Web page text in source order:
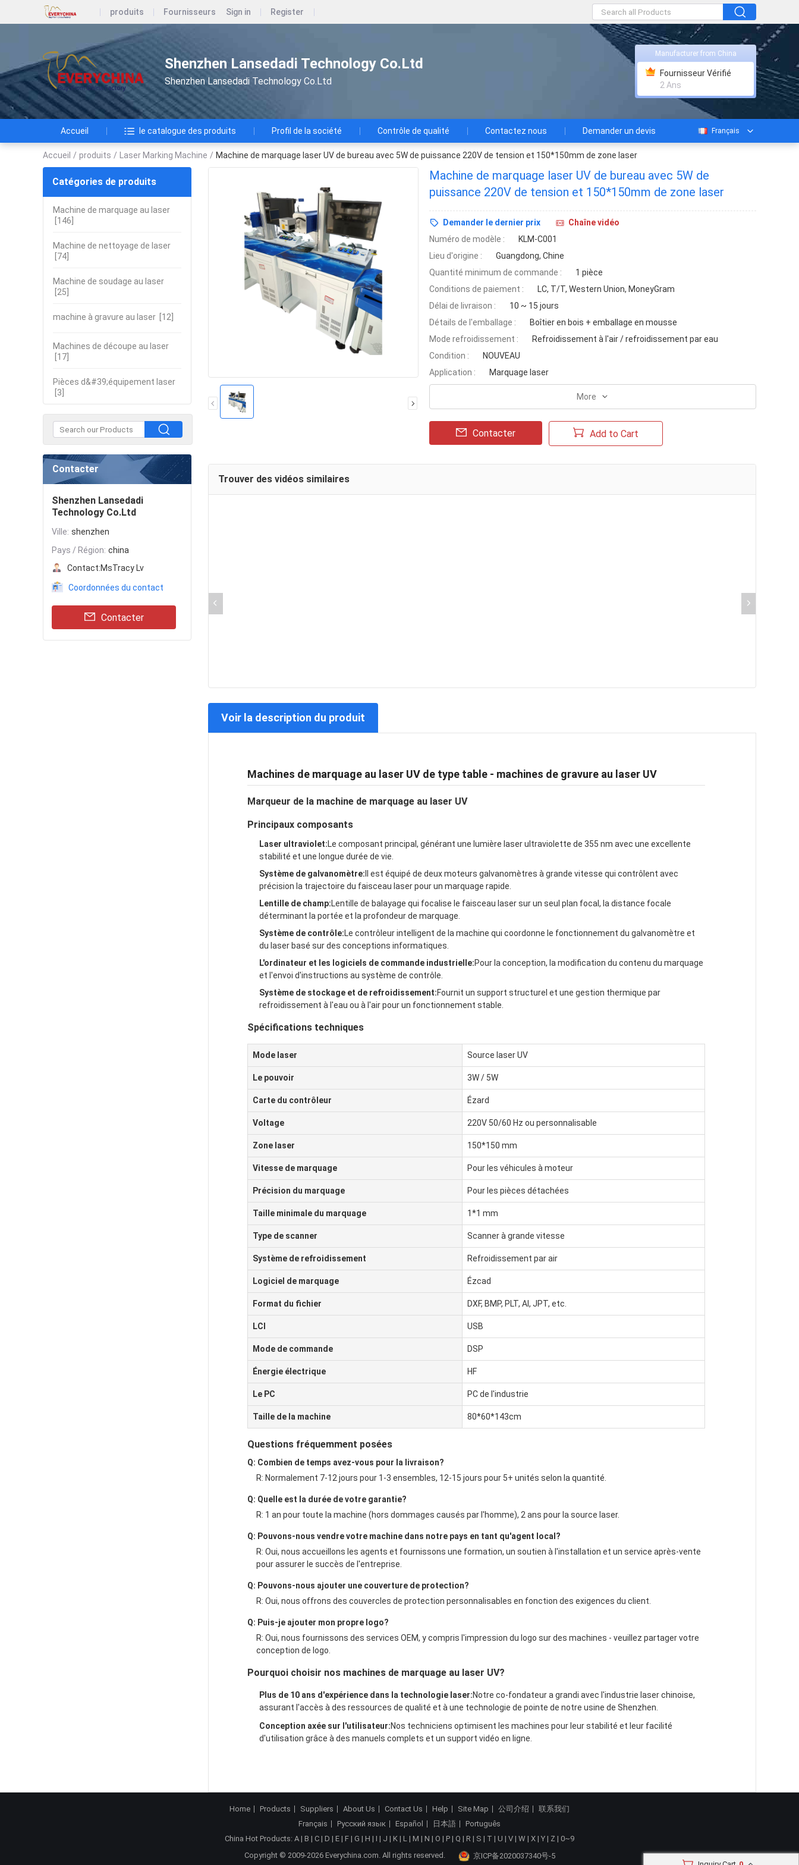
produits Fournisseurs Sign in Register
Shenzhen Lansedadi Technology Co.Ltd
Shenzhen Lansedadi Technology Co.Ltd
Manufacturer from China
Fournisseur Vérifié
2 Ans
Accueil le catalogue des produits Profil de la société Contrôle de qualité Contactez nous Demander un devis Français
Accueil / produits / Laser Marking Machine / Machine de marquage laser UV de bureau avec 5W de puissance 220V de tension et 150*150mm de zone laser
Catégories de produits
Machine de marquage au laser
[146]
Machine de nettoyage de laser
[74]
Machine de soudage au laser
[25]
machine à gravure au laser [12]
Machines de découpe au laser
[17]
Pièces d&#39;équipement laser
[3]
Contacter
Shenzhen Lansedadi
Technology Co.Ltd
Ville: shenzhen
Pays / Région: china
Contact:MsTracy Lv
Coordonnées du contact
Contacter
Machine de marquage laser UV de bureau avec 5W de
puissance 220V de tension et 150*150mm de zone laser
Demander le dernier prix
Chaîne vidéo
Numéro de modèle :
KLM-C001
Lieu d'origine :
Guangdong, Chine
Quantité minimum de commande :
1 pièce
Conditions de paiement :
LC, T/T, Western Union, MoneyGram
Délai de livraison :
10 ~ 15 jours
Détails de l'emballage :
Boîtier en bois + emballage en mousse
Mode refroidissement :
Refroidissement à l'air / refroidissement par eau
Condition :
NOUVEAU
Application :
Marquage laser
More
Contacter Add to Cart
Trouver des vidéos similaires
Voir la description du produit
Machines de marquage au laser UV de type table - machines de gravure au laser UV
Marqueur de la machine de marquage au laser UV
Principaux composants
Laser ultraviolet:Le composant principal, générant une lumière laser ultraviolette de 355 nm avec une excellente
stabilité et une longue durée de vie.
Système de galvanomètre: Il est équipé de deux moteurs galvanomètres à grande vitesse qui contrôlent avec
précision la trajectoire du faisceau laser pour un marquage rapide.
Lentille de champ:Lentille de balayage qui focalise le faisceau laser sur un seul plan focal, la distance focale
déterminant la portée et la profondeur de marquage.
Système de contrôle:Le contrôleur intelligent de la machine qui coordonne le fonctionnement du galvanomètre et
du laser basé sur des conceptions informatiques.
L'ordinateur et les logiciels de commande industrielle:Pour la conception, la modification du contenu du marquage
et l'envoi d'instructions au système de contrôle.
Système de stockage et de refroidissement:Fournit un support structurel et une gestion thermique par
refroidissement à l'eau ou à l'air pour un fonctionnement stable.
Spécifications techniques
Mode laser Source laser UV
Le pouvoir 3W / 5W
Carte du contrôleur Ézard
Voltage 220V 50/60 Hz ou personnalisable
Zone laser 150*150 mm
Vitesse de marquage Pour les véhicules à moteur
Précision du marquage Pour les pièces détachées
Taille minimale du marquage 1*1 mm
Type de scanner Scanner à grande vitesse
Système de refroidissement Refroidissement par air
Logiciel de marquage Ézcad
Format du fichier DXF, BMP, PLT, AI, JPT, etc.
LCI USB
Mode de commande DSP
Énergie électrique HF
Le PC PC de l'industrie
Taille de la machine 80*60*143cm
Questions fréquemment posées
Q: Combien de temps avez-vous pour la livraison?
R: Normalement 7-12 jours pour 1-3 ensembles, 12-15 jours pour 5+ unités selon la quantité.
Q: Quelle est la durée de votre garantie?
R: 1 an pour toute la machine (hors dommages causés par l'homme), 2 ans pour la source laser.
Q: Pouvons-nous vendre votre machine dans notre pays en tant qu'agent local?
R: Oui, nous accueillons les agents et fournissons une formation, un soutien à l'installation et un service après-vente
pour assurer le succès de l'entreprise.
Q: Pouvons-nous ajouter une couverture de protection?
R: Oui, nous offrons des couvercles de protection personnalisables en fonction des exigences du client.
Q: Puis-je ajouter mon propre logo?
R: Oui, nous fournissons des services OEM, y compris l'impression du logo sur des machines - veuillez partager votre
conception de logo.
Pourquoi choisir nos machines de marquage au laser UV?
Plus de 10 ans d'expérience dans la technologie laser:Notre co-fondateur a grandi avec l'industrie laser chinoise,
assurant l'accès à des ressources de qualité et à une technologie de pointe de notre usine de Shenzhen.
Conception axée sur l'utilisateur:Nos techniciens optimisent les machines pour leur stabilité et leur facilité
d'utilisation grâce à des manuels complets et un support vidéo en ligne.
Home Products Suppliers About Us Contact Us Help Site Map 公司介绍
联系我们
Français
Русский язык Español 日本語
Português
China Hot Products: A | B | C | D | E | F | G | H | I | J | K | L | M | N | O | P | Q | R | S | T | U | V | W | X | Y | Z | 0~9
Copyright © 2009-2026 Everychina.com. All rights reserved.
京ICP备2020037340号-5